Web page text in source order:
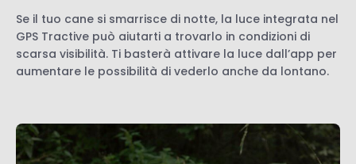
Se il tuo cane si smarrisce di notte, la luce integrata nel
GPS Tractive può aiutarti a trovarlo in condizioni di
scarsa visibilità. Ti basterà attivare la luce dall’app per
aumentare le possibilità di vederlo anche da lontano.